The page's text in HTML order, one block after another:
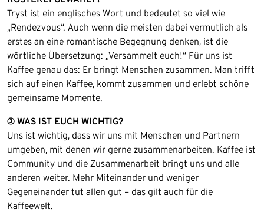
Tryst ist ein englisches Wort und bedeutet so viel wie
„Rendezvous“. Auch wenn die meisten dabei vermutlich als
erstes an eine romantische Begegnung denken, ist die
wörtliche Übersetzung: „Versammelt euch!“ Für uns ist
Kaffee genau das: Er bringt Menschen zusammen. Man trifft
sich auf einen Kaffee, kommt zusammen und erlebt schöne
gemeinsame Momente.
③ WAS IST EUCH WICHTIG?
Uns ist wichtig, dass wir uns mit Menschen und Partnern
umgeben, mit denen wir gerne zusammenarbeiten. Kaffee ist
Community und die Zusammenarbeit bringt uns und alle
anderen weiter. Mehr Miteinander und weniger
Gegeneinander tut allen gut – das gilt auch für die
Kaffeewelt.